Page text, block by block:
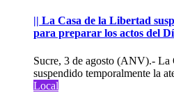
|| La Casa de la Libertad
para preparar los actos del
Sucre, 3 de agosto (ANV).- La
suspendido temporalmente la
Local